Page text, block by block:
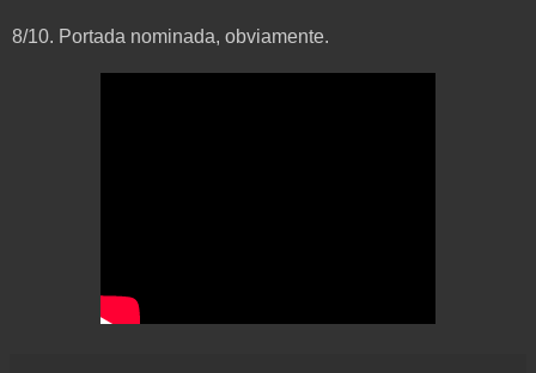
8/10. Portada nominada, obviamente.